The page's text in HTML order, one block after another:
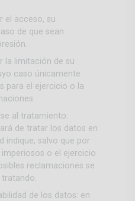
el acceso, su
de que sean
la limitación de su
caso únicamente
para el ejercicio o la
al tratamiento:
de tratar los datos en
indique, salvo que por
o el ejercicio
reclamaciones se
de los datos: en